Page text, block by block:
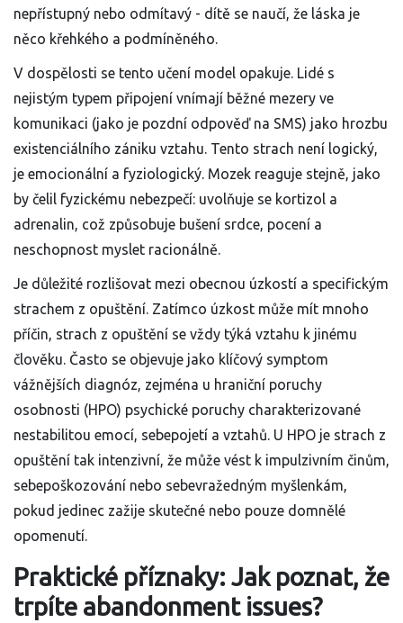
nepřístupný nebo odmítavý - dítě se naučí, že láska je
něco křehkého a podmíněného.
V dospělosti se tento učení model opakuje. Lidé s
nejistým typem připojení vnímají běžné mezery ve
komunikaci (jako je pozdní odpověď na SMS) jako hrozbu
existenciálního zániku vztahu. Tento strach není logický,
je emocionální a fyziologický. Mozek reaguje stejně, jako
by čelil fyzickému nebezpečí: uvolňuje se kortizol a
adrenalin, což způsobuje bušení srdce, pocení a
neschopnost myslet racionálně.
Je důležité rozlišovat mezi obecnou úzkostí a specifickým
strachem z opuštění. Zatímco úzkost může mít mnoho
příčin, strach z opuštění se vždy týká vztahu k jinému
člověku. Často se objevuje jako klíčový symptom
vážnějších diagnóz, zejména u hraniční poruchy
osobnosti (HPO) psychické poruchy charakterizované
nestabilitou emocí, sebepojetí a vztahů. U HPO je strach z
opuštění tak intenzivní, že může vést k impulzivním činům,
sebepoškozování nebo sebevražedným myšlenkám,
pokud jedinec zažije skutečné nebo pouze domnělé
opomenutí.
Praktické příznaky: Jak poznat, že
trpíte abandonment issues?